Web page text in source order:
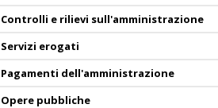
Controlli e rilievi sull'amministrazione
Servizi erogati
Pagamenti dell'amministrazione
Opere pubbliche